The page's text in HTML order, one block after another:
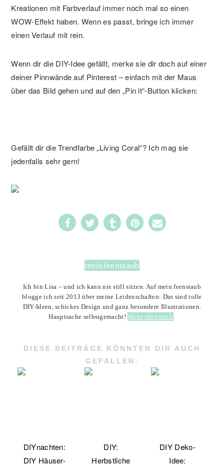
Kreationen mit Farbverlauf immer noch mal so einen
WOW-Effekt haben. Wenn es passt, bringe ich immer
einen Verlauf mit rein.
Wenn dir die DIY-Idee gefällt, merke sie dir doch auf einer
deiner Pinnwände auf Pinterest – einfach mit der Maus
über das Bild gehen und auf den „Pin it“-Button klicken:
Gefällt dir die Trendfarbe „Living Coral“? Ich mag sie
jedenfalls sehr gern!
5087
meinfeenstaub
Ich bin Lisa – und ich kann nie still sitzen. Auf mein feenstaub
blogge ich seit 2013 über meine Leidenschaften: Das sind tolle
DIY-Ideen, schickes Design und ganz besondere Illustrationen.
Hauptsache selbstgemacht! Mehr über mich .
DIESE BEITRÄGE KÖNNTEN DIR AUCH
GEFALLEN:
DIYnachten:
DIY Häuser-
DIY:
Herbstliche
DIY Deko-
Idee: